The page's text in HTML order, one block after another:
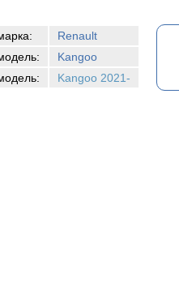
Renault
Kangoo
Kangoo 2021-